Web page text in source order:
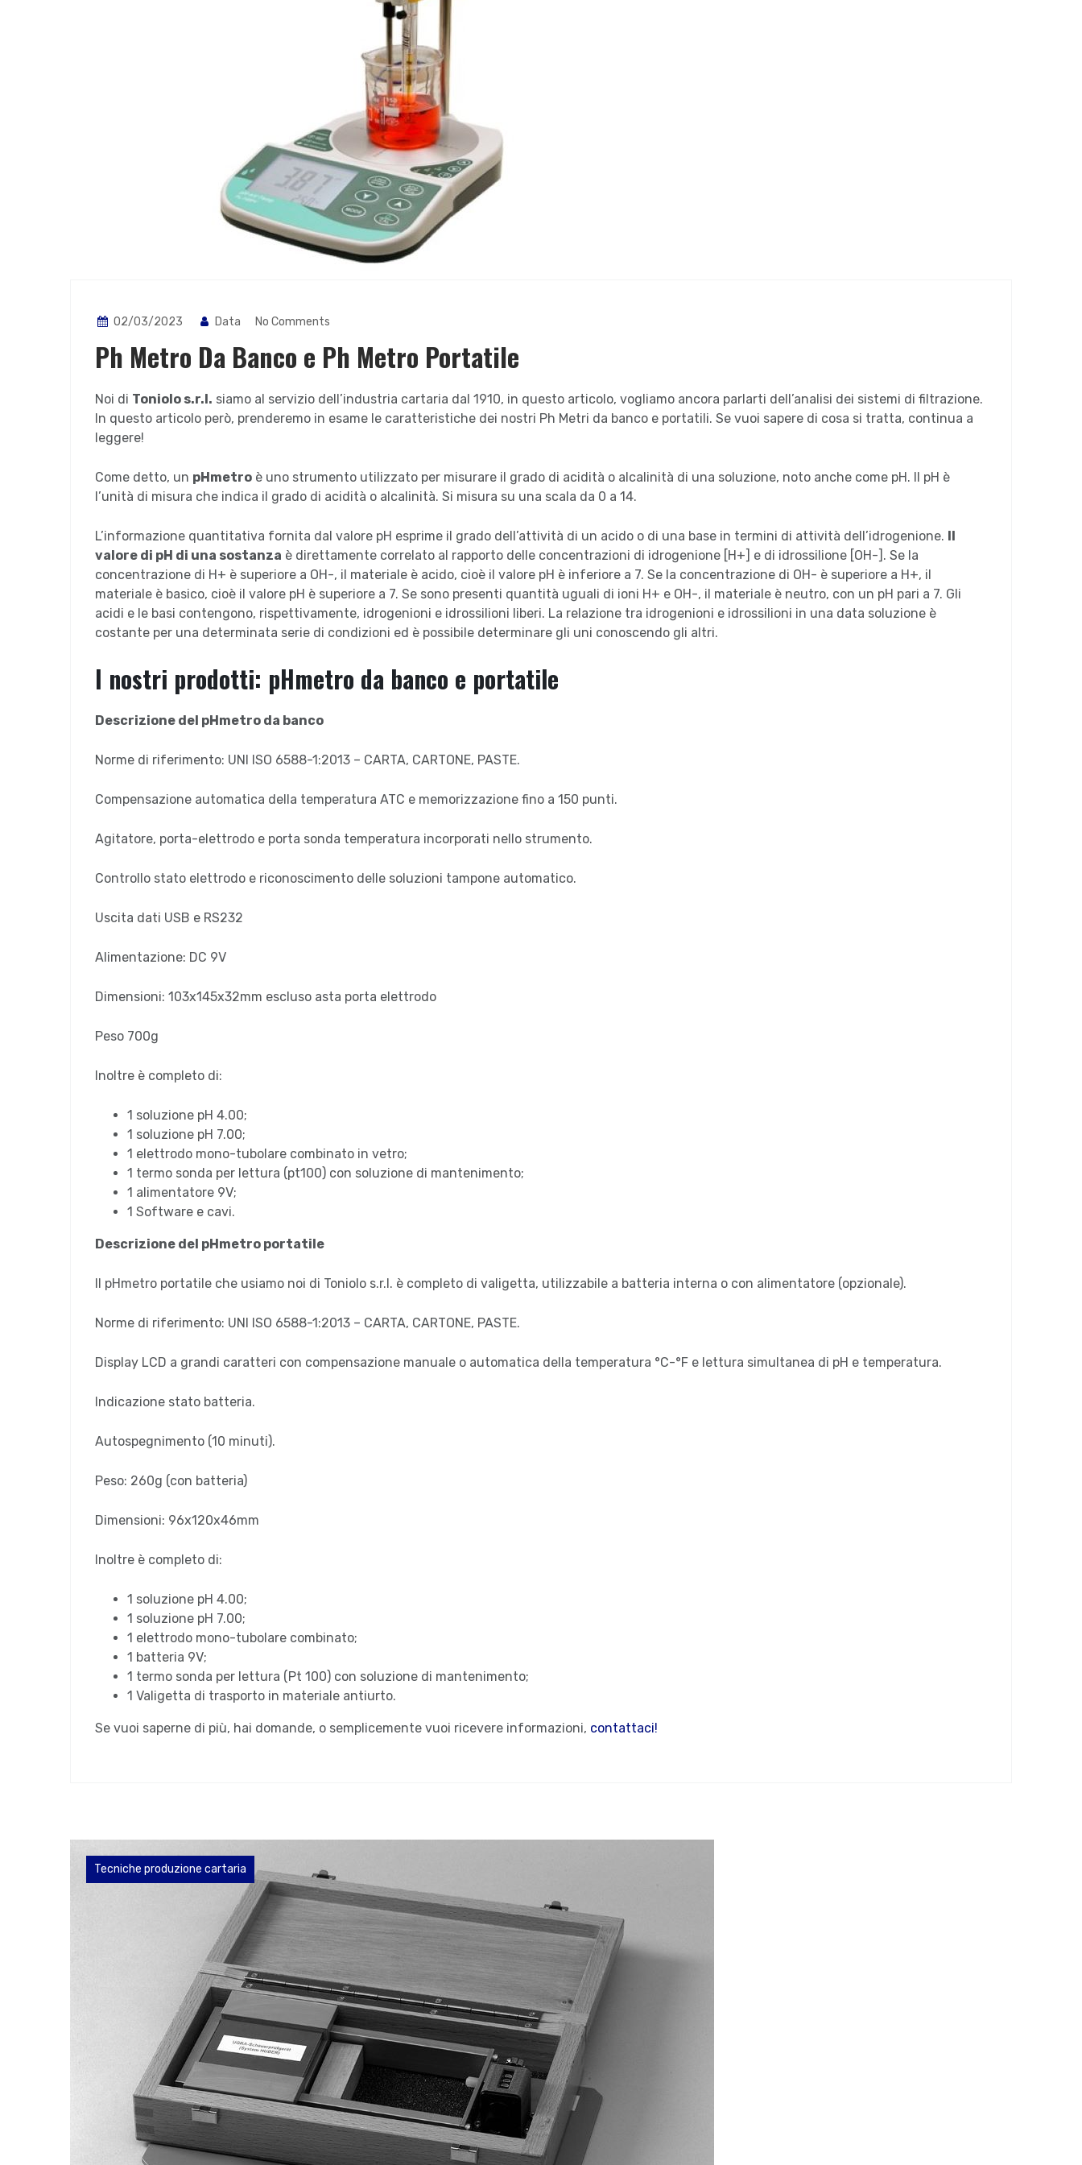
02/03/2023 Data No Comments
Ph Metro Da Banco e Ph Metro Portatile
Noi di Toniolo s.r.l. siamo al servizio dell’industria cartaria dal 1910, in questo articolo, vogliamo ancora parlarti dell’analisi dei sistemi di filtrazione.
In questo articolo però, prenderemo in esame le caratteristiche dei nostri Ph Metri da banco e portatili. Se vuoi sapere di cosa si tratta, continua a
leggere!
Come detto, un pHmetro è uno strumento utilizzato per misurare il grado di acidità o alcalinità di una soluzione, noto anche come pH. Il pH è
l’unità di misura che indica il grado di acidità o alcalinità. Si misura su una scala da 0 a 14.
L’informazione quantitativa fornita dal valore pH esprime il grado dell’attività di un acido o di una base in termini di attività dell’idrogenione. Il
valore di pH di una sostanza è direttamente correlato al rapporto delle concentrazioni di idrogenione [H+] e di idrossilione [OH-]. Se la
concentrazione di H+ è superiore a OH-, il materiale è acido, cioè il valore pH è inferiore a 7. Se la concentrazione di OH- è superiore a H+, il
materiale è basico, cioè il valore pH è superiore a 7. Se sono presenti quantità uguali di ioni H+ e OH-, il materiale è neutro, con un pH pari a 7. Gli
acidi e le basi contengono, rispettivamente, idrogenioni e idrossilioni liberi. La relazione tra idrogenioni e idrossilioni in una data soluzione è
costante per una determinata serie di condizioni ed è possibile determinare gli uni conoscendo gli altri.
I nostri prodotti: pHmetro da banco e portatile
Descrizione del pHmetro da banco
Norme di riferimento: UNI ISO 6588-1:2013 – CARTA, CARTONE, PASTE.
Compensazione automatica della temperatura ATC e memorizzazione fino a 150 punti.
Agitatore, porta-elettrodo e porta sonda temperatura incorporati nello strumento.
Controllo stato elettrodo e riconoscimento delle soluzioni tampone automatico.
Uscita dati USB e RS232
Alimentazione: DC 9V
Dimensioni: 103x145x32mm escluso asta porta elettrodo
Peso 700g
Inoltre è completo di:
1 soluzione pH 4.00;
1 soluzione pH 7.00;
1 elettrodo mono-tubolare combinato in vetro;
1 termo sonda per lettura (pt100) con soluzione di mantenimento;
1 alimentatore 9V;
1 Software e cavi.
Descrizione del pHmetro portatile
Il pHmetro portatile che usiamo noi di Toniolo s.r.l. è completo di valigetta, utilizzabile a batteria interna o con alimentatore (opzionale).
Norme di riferimento: UNI ISO 6588-1:2013 – CARTA, CARTONE, PASTE.
Display LCD a grandi caratteri con compensazione manuale o automatica della temperatura °C-°F e lettura simultanea di pH e temperatura.
Indicazione stato batteria.
Autospegnimento (10 minuti).
Peso: 260g (con batteria)
Dimensioni: 96x120x46mm
Inoltre è completo di:
1 soluzione pH 4.00;
1 soluzione pH 7.00;
1 elettrodo mono-tubolare combinato;
1 batteria 9V;
1 termo sonda per lettura (Pt 100) con soluzione di mantenimento;
1 Valigetta di trasporto in materiale antiurto.
Se vuoi saperne di più, hai domande, o semplicemente vuoi ricevere informazioni, contattaci!
News
Tecniche produzione cartaria